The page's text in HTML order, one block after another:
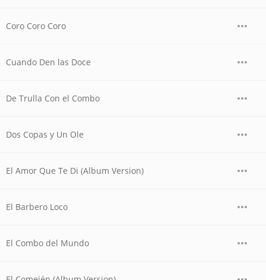
Coro Coro Coro
Cuando Den las Doce
De Trulla Con el Combo
Dos Copas y Un Ole
El Amor Que Te Di (Album Version)
El Barbero Loco
El Combo del Mundo